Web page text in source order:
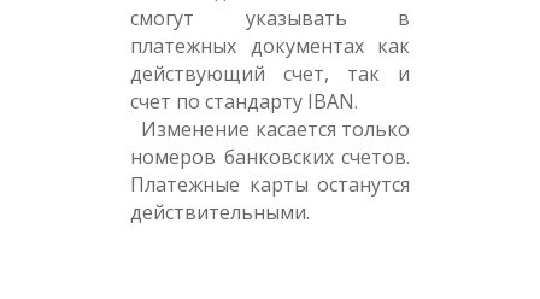
смогут указывать в
платежных документах как
действующий счет, так и
счет по стандарту IBAN.
Изменение касается только
номеров банковских счетов.
Платежные карты останутся
действительными.